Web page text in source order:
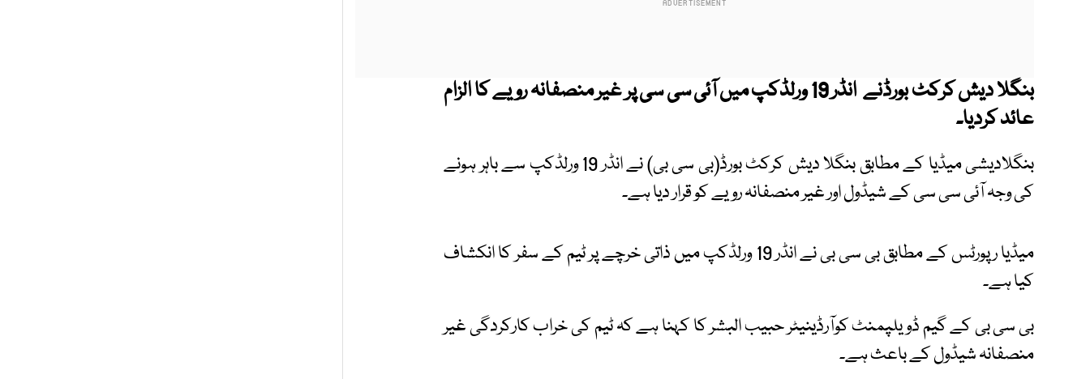
بنگلا دیش کرکٹ بورڈنے انڈر 19 ورلڈکپ میں آئی سی سی پر غیر منصفانہ رویے کا الزام
عائد کردیا۔
بنگلادیشی میڈیا کے مطابق بنگلا دیش کرکٹ بورڈ(بی سی بی) نے انڈر 19 ورلڈکپ سے باہر ہونے
کی وجہ آئی سی سی کے شیڈول اور غیر منصفانہ رویے کو قرار دیا ہے۔
میڈیا رپورٹس کے مطابق بی سی بی نے انڈر 19 ورلڈکپ میں ذاتی خرچے پر ٹیم کے سفر کا انکشاف
کیا ہے۔
بی سی بی کے گیم ڈویلپمنٹ کوآرڈینیٹر حبیب البشر کا کہنا ہے کہ ٹیم کی خراب کارکردگی غیر
منصفانہ شیڈول کے باعث ہے۔